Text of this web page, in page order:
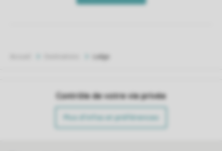
Lodge
Contrôle de votre vie privée
Plus d’infos et préférences